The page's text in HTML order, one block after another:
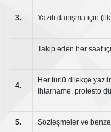
3. Yazılı danışma için
Takip eden her saat
4.
Her türlü dilekçe
ihtarname, protesto
5. Sözleşmeler ve